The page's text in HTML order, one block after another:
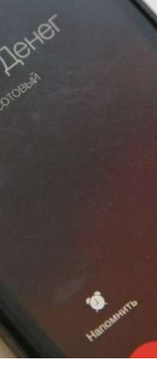
вошли в топ‑15
стартует
Волго‑Донской
пройдёт
народов